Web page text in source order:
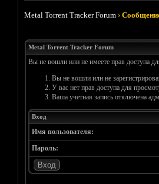
Metal Torrent Tracker Forum ›
Metal Torrent Tracker Forum
Вы не вошли или не имеете прав доступа
Вы не вошли или не
У вас нет прав доступа для
Ваша учетная запись отключена
Вход
Имя пользователя:
Пароль: